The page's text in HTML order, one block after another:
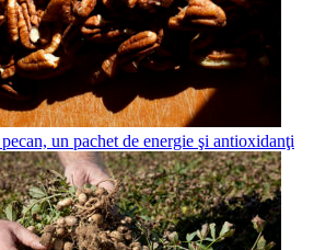
un pachet de energie şi antioxidanţi